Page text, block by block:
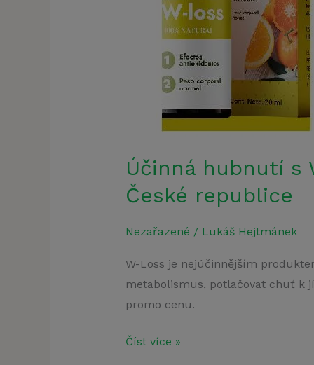
Účinná hubnutí s
České republice
Nezařazené / Lukáš Hejtmánek
W-Loss je nejúčinnějším
metabolismus, potlačovat chuť k
promo cenu.
Číst více »